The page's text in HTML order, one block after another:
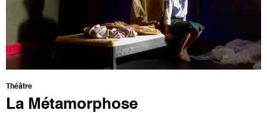
Théâtre
La Métamorphose